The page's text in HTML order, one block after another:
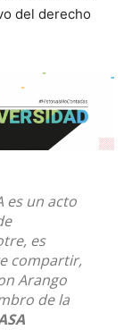
del derecho
es un acto
es
compartir,
Arango
de la